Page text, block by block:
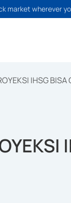
market wherever
IHSG BISA